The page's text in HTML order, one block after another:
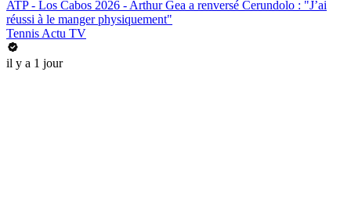
ATP - Los Cabos 2026 - Arthur Gea a renversé Cerundolo : "J’ai
réussi à le manger physiquement"
Tennis Actu TV
il y a 1 jour